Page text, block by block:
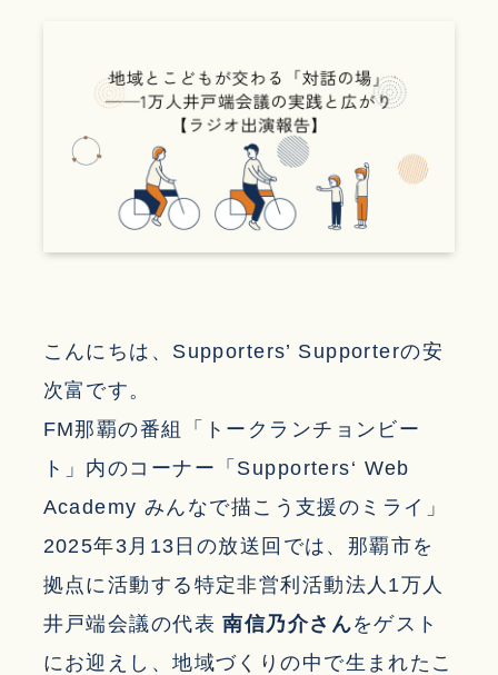
こんにちは、Supporters’ Supporterの安
次富です。
FM那覇の番組「トークランチョンビー
ト」内のコーナー「Supporters‘ Web
Academy みんなで描こう支援のミライ」
2025年3月13日の放送回では、那覇市を
拠点に活動する特定非営利活動法人1万人
井戸端会議の代表南信乃介さんをゲスト
にお迎えし、地域づくりの中で生まれたこ